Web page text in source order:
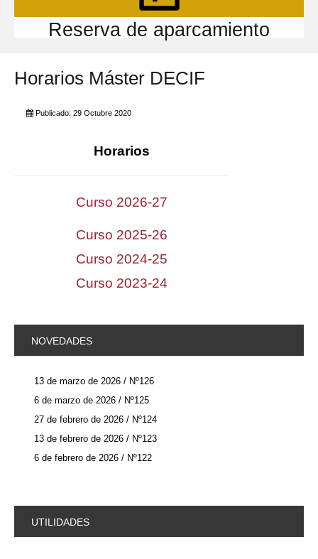
Reserva de aparcamiento
Horarios Máster DECIF
Publicado: 29 Octubre 2020
Horarios
Curso 2026-27
Curso 2025-26
Curso 2024-25
Curso 2023-24
NOVEDADES
13 de marzo de 2026 / Nº126
6 de marzo de 2026 / Nº125
27 de febrero de 2026 / Nº124
13 de febrero de 2026 / Nº123
6 de febrero de 2026 / Nº122
UTILIDADES